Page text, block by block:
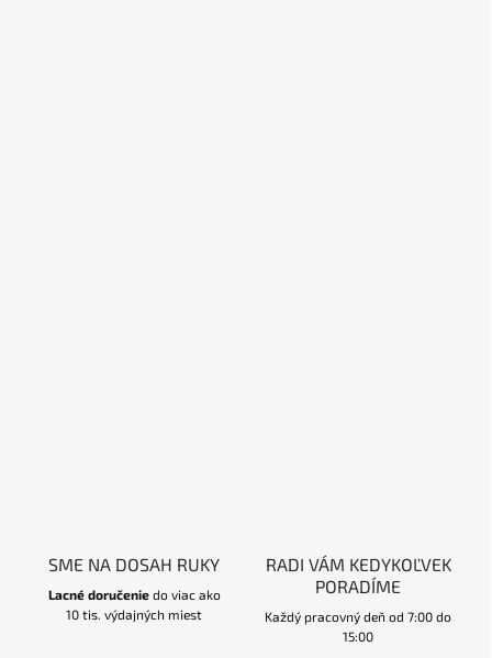
SME NA DOSAH RUKY
Lacné doručeniedo viac ako
10 tis. výdajných miest
RADI VÁM KEDYKOĽVEK
PORADÍME
Každý pracovný deň od 7:00 do
15:00